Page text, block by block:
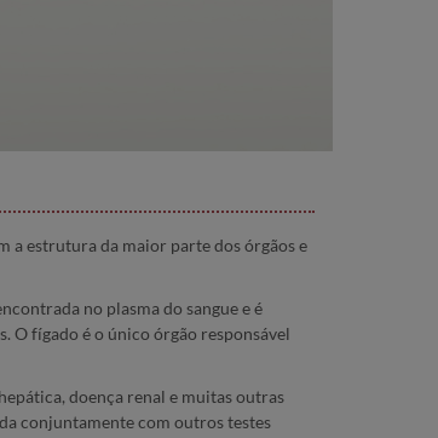
a estrutura da maior parte dos órgãos e
no plasma do sangue e é
O fígado é o único órgão responsável
doença renal e muitas outras
conjuntamente com outros testes